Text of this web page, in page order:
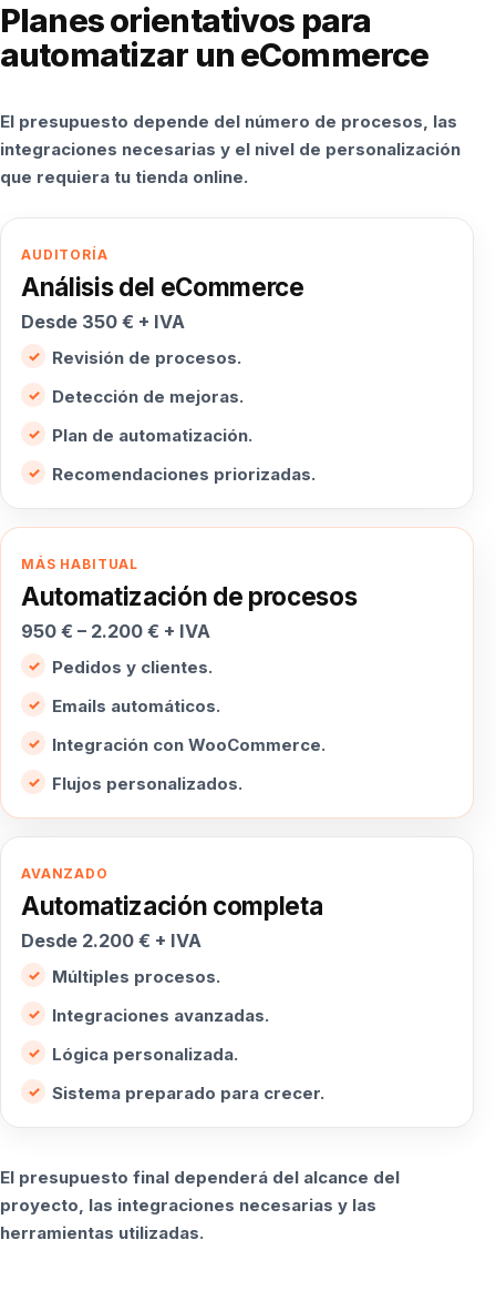
Planes orientativos para
automatizar un eCommerce
El presupuesto depende del número de procesos, las
integraciones necesarias y el nivel de personalización
que requiera tu tienda online.
AUDITORÍA
Análisis del eCommerce
Desde 350 € + IVA
Revisión de procesos.
Detección de mejoras.
Plan de automatización.
Recomendaciones priorizadas.
MÁS HABITUAL
Automatización de procesos
950 € – 2.200 € + IVA
Pedidos y clientes.
Emails automáticos.
Integración con WooCommerce.
Flujos personalizados.
AVANZADO
Automatización completa
Desde 2.200 € + IVA
Múltiples procesos.
Integraciones avanzadas.
Lógica personalizada.
Sistema preparado para crecer.
El presupuesto final dependerá del alcance del
proyecto, las integraciones necesarias y las
herramientas utilizadas.